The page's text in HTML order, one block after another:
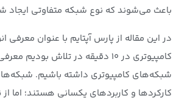
باعث می‌شوند که نوع شبکه متفاوتی ایجاد
در این مقاله از پارس آپتایم با عنوان معرفی
کامپیوتری در ۱۰ دقیقه در تلاش بودیم
شبکه‌های کامپیوتری داشته باشیم.
کارکردها و کاربردهای یکسانی هستند؛ اما از